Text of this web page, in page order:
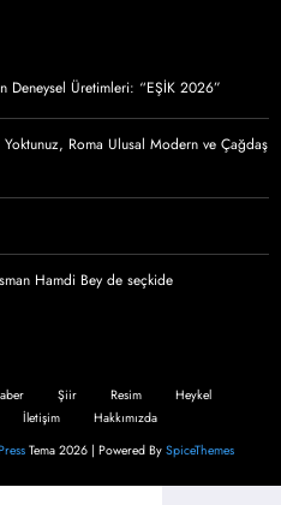
Deneysel Üretimleri: “EŞİK 2026”
Roma Ulusal Modern ve Çağdaş
Hamdi Bey de seçkide
Şiir Resim
Heykel
İletişim
Hakkımızda
Tema 2026 | Powered By SpiceThemes